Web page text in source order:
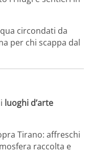
circondati da
per chi scappa dal
luoghi d’arte
Tirano: affreschi
raccolta e